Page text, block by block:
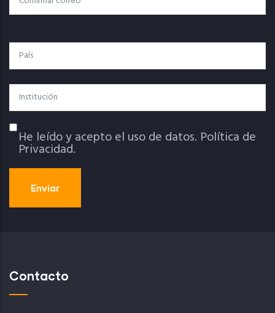
País
Institución
Política De Privacidad
He leído y acepto el uso de datos. Política de
Privacidad.
Contacto